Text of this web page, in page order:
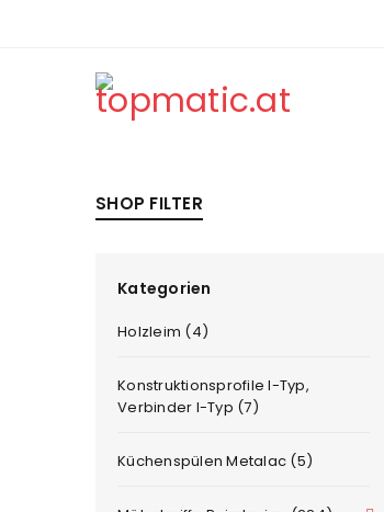
SHOP FILTER
Kategorien
Holzleim (4)
Konstruktionsprofile I-Typ,
Verbinder I-Typ (7)
Küchenspülen Metalac (5)